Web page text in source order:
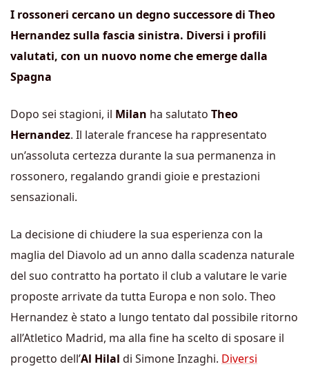
I rossoneri cercano un degno successore di Theo
Hernandez sulla fascia sinistra. Diversi i profili
valutati, con un nuovo nome che emerge dalla
Spagna
Dopo sei stagioni, il Milan ha salutato Theo
Hernandez. Il laterale francese ha rappresentato
un’assoluta certezza durante la sua permanenza in
rossonero, regalando grandi gioie e prestazioni
sensazionali.
La decisione di chiudere la sua esperienza con la
maglia del Diavolo ad un anno dalla scadenza naturale
del suo contratto ha portato il club a valutare le varie
proposte arrivate da tutta Europa e non solo. Theo
Hernandez è stato a lungo tentato dal possibile ritorno
all’Atletico Madrid, ma alla fine ha scelto di sposare il
progetto dell’Al Hilal di Simone Inzaghi. Diversi